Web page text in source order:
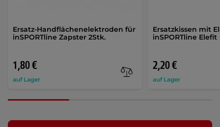
Ersatz-Handflächenelektroden für
inSPORTline Zapster 2Stk.
1,80 €
auf Lager
Ersatzkissen mit
inSPORTline Elefit
2,20 €
auf Lager